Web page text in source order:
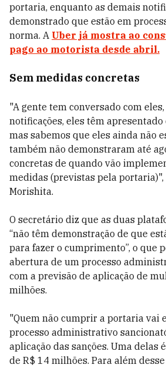
portaria, enquanto as demais
demonstrado que estão em
norma. A Uber já mostra ao
pago ao motorista desde abril.
Sem medidas concretas
"A gente tem conversado com
notificações, eles têm apresentado
mas sabemos que eles ainda não
também não demonstraram até
concretas de quando vão
medidas (previstas pela
Morishita.
O secretário diz que as duas
“não têm demonstração de que
para fazer o cumprimento”, o que
abertura de um processo
com a previsão de aplicação de
milhões.
"Quem não cumprir a portaria vai
processo administrativo
aplicação das sanções. Uma delas
de R$ 14 milhões. Para além